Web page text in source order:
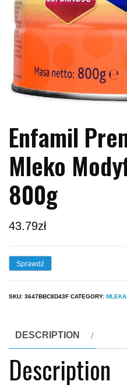
Enfamil
Mleko
800g
43.79zł
Sprawdź
SKU: 3647BBC8D43F CATEGORY:
DESCRIPTION
Description